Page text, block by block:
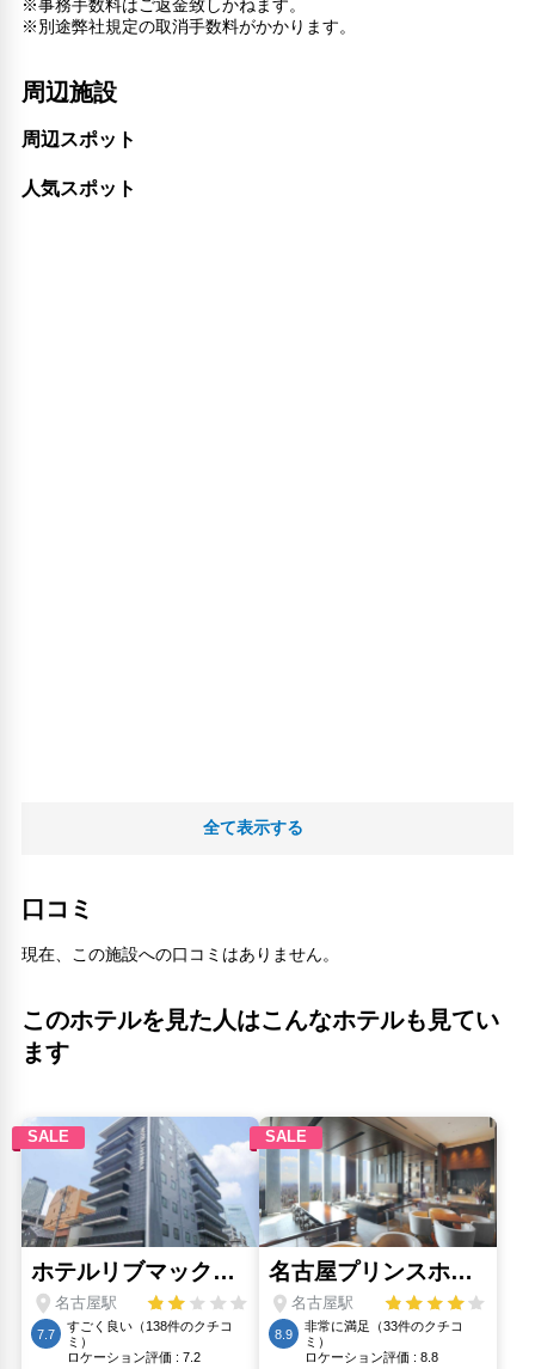
※事務手数料はご返金致しかねます。
※別途弊社規定の取消手数料がかかります。
周辺施設
周辺スポット
人気スポット
全て表示する
口コミ
現在、この施設への口コミはありません。
このホテルを見た人はこんなホテルも見てい
ます